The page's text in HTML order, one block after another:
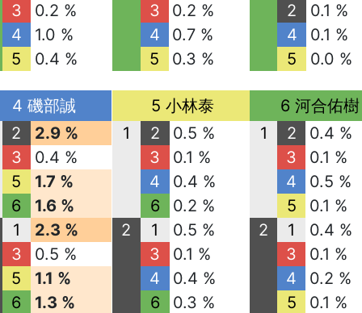
3
0.2 %
4
1.0 %
5
0.4 %
3
0.2 %
4
0.7 %
5
0.3 %
2
0.1 %
4
0.1 %
5
0.0 %
4 磯部誠
2
2.9 %
3
0.4 %
5
1.7 %
6
1.6 %
1
2.3 %
3
0.5 %
5
1.1 %
6
1.3 %
5 小林泰
1
2
0.5 %
3
0.1 %
4
0.4 %
6
0.2 %
2
1
0.5 %
3
0.1 %
4
0.4 %
6
0.3 %
6 河合佑樹
1
2
0.4 %
3
0.1 %
4
0.5 %
5
0.1 %
2
1
0.4 %
3
0.1 %
4
0.2 %
5
0.1 %